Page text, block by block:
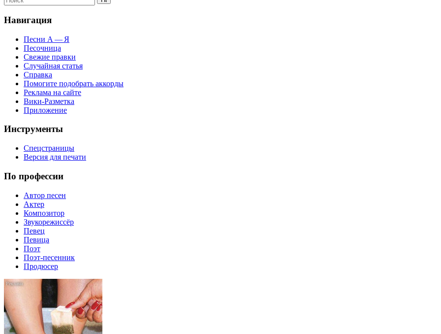
Навигация
Песни А — Я
Песочница
Свежие правки
Случайная статья
Справка
Помогите подобрать аккорды
Реклама на сайте
Вики-Разметка
Приложение
Инструменты
Спецстраницы
Версия для печати
По профессии
Автор песен
Актер
Композитор
Звукорежиссёр
Певец
Певица
Поэт
Поэт-песенник
Продюсер